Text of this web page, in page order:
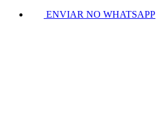
ENVIAR NO WHATSAPP